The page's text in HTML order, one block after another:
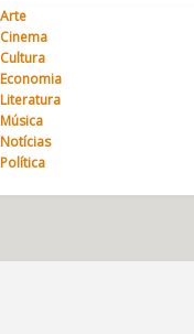
Arte
Cinema
Cultura
Economia
Literatura
Música
Notícias
Política